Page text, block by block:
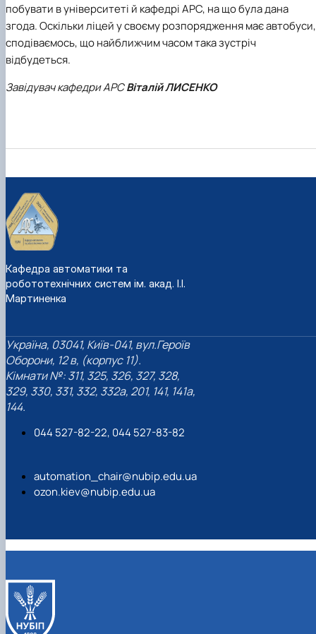
побувати в університеті й кафедрі АРС, на що була дана
згода. Оскільки ліцей у своєму розпорядження має автобуси,
сподіваємось, що найближчим часом така зустріч
відбудеться.
Завідувач кафедри АРСВіталій ЛИСЕНКО
Кафедра автоматики та
робототехнічних систем ім. акад. І.І.
Мартиненка
Україна, 03041, Київ-041, вул.Героїв
Оборони, 12 в, (корпус 11).
Кімнати №: 311, 325, 326, 327, 328,
329, 330, 331, 332, 332а, 201, 141, 141а,
144.
044 527-82-22, 044 527-83-82
automation_chair@nubip.edu.ua
ozon.kiev@nubip.edu.ua